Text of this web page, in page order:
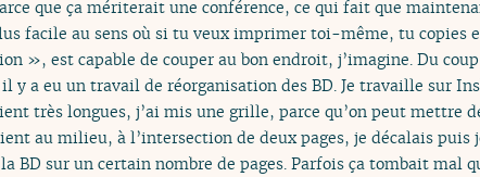
que ça mériterait une conférence, ce qui fait que
facile au sens où si tu veux imprimer toi-même, tu copies
», est capable de couper au bon endroit, j’imagine. Du
y a eu un travail de réorganisation des BD. Je travaille sur
très longues, j’ai mis une grille, parce qu’on peut
au milieu, à l’intersection de deux pages, je décalais puis
BD sur un certain nombre de pages. Parfois ça tombait mal